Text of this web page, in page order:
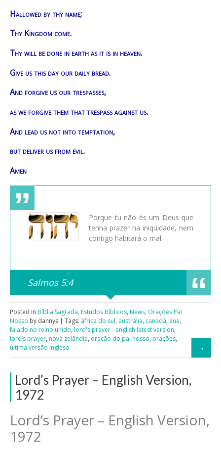
Hallowed by thy name;
Thy Kingdom come.
Thy will be done in earth as it is in heaven.
Give us this day our daily bread.
And forgive us our trespasses,
as we forgive them that trespass against us.
And lead us not into temptation,
but deliver us from evil.
Amen
Porque tu não és um Deus que
tenha prazer na iniqüidade, nem
contigo habitará o mal.
Salmos 5:4
Posted in Bíblia Sagrada, Estudos Bíblicos, News, Orações Pai
Nosso by dannys | Tags: áfrica do sul, austrália, canadá, eua,
falado no reino unido, lord's prayer - english latest version,
lord’s prayer, nova zelândia, oração do pai nosso, orações,
última versão inglesa
Lord’s Prayer – English Version,
1972
Lord’s Prayer – English Version,
1972